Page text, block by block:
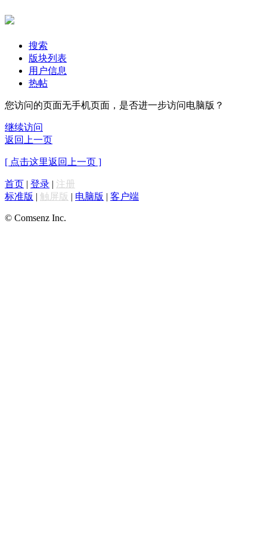
搜索
版块列表
用户信息
热帖
您访问的页面无手机页面，是否进一步访问电脑版？
继续访问
返回上一页
[ 点击这里返回上一页 ]
首页 | 登录 | 注册
标准版 | 触屏版 | 电脑版 | 客户端
© Comsenz Inc.